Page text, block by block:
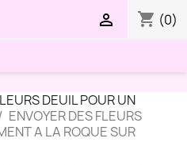
shopping_cart (0)

DEUIL POUR UN
ENVOYER DES FLEURS
A LA ROQUE SUR